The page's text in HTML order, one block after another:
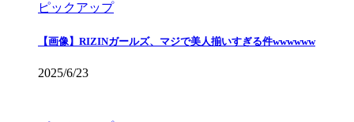
ピックアップ
【画像】RIZINガールズ、マジで美人揃いすぎる件wwwwww
2025/6/23